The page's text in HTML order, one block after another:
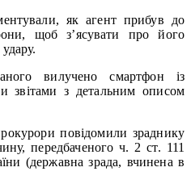
як агент прибув до
щоб з’ясувати про його
вилучено смартфон із
звітами з детальним описом
повідомили зраднику
передбаченого ч. 2 ст. 111
(державна зрада, вчинена в